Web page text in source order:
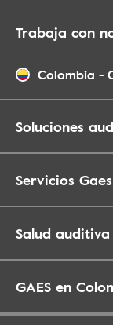
Trabaja con
Colombia -
Soluciones
Servicios Gaes
Salud auditiva
GAES en